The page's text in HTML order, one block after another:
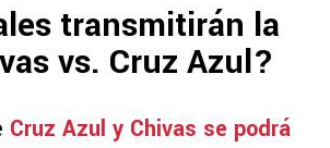
transmitirán la
vs. Cruz Azul?
Cruz Azul y Chivas se podrá